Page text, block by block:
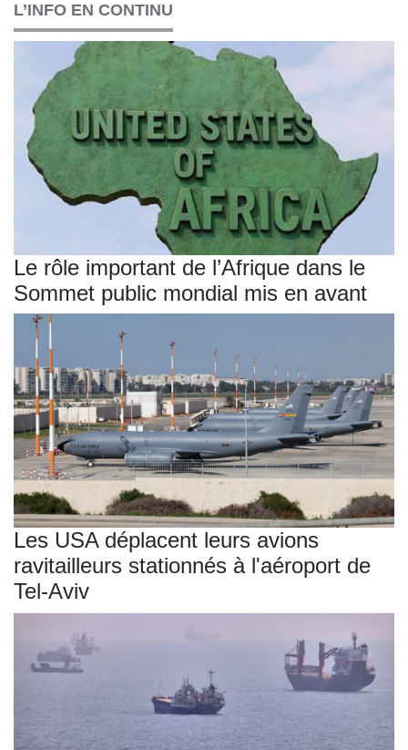
L’INFO EN CONTINU
Le rôle important de l’Afrique dans le
Sommet public mondial mis en avant
Les USA déplacent leurs avions
ravitailleurs stationnés à l'aéroport de
Tel-Aviv